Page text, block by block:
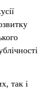
так і